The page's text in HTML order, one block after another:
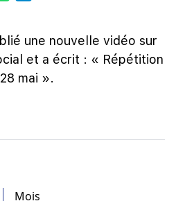
une nouvelle vidéo sur
et a écrit : « Répétition
mai ».
Mois